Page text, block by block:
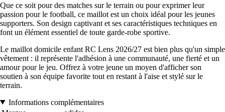
Que ce soit pour des matches sur le terrain ou pour exprimer leur
passion pour le football, ce maillot est un choix idéal pour les jeunes
supporters. Son design captivant et ses caractéristiques techniques en
font un élément essentiel de toute garde-robe sportive.
Le maillot domicile enfant RC Lens 2026/27 est bien plus qu'un simple
vêtement : il représente l'adhésion à une communauté, une fierté et un
amour pour le jeu. Offrez à votre jeune un moyen d'afficher son
soutien à son équipe favorite tout en restant à l'aise et stylé sur le
terrain.
Informations complémentaires